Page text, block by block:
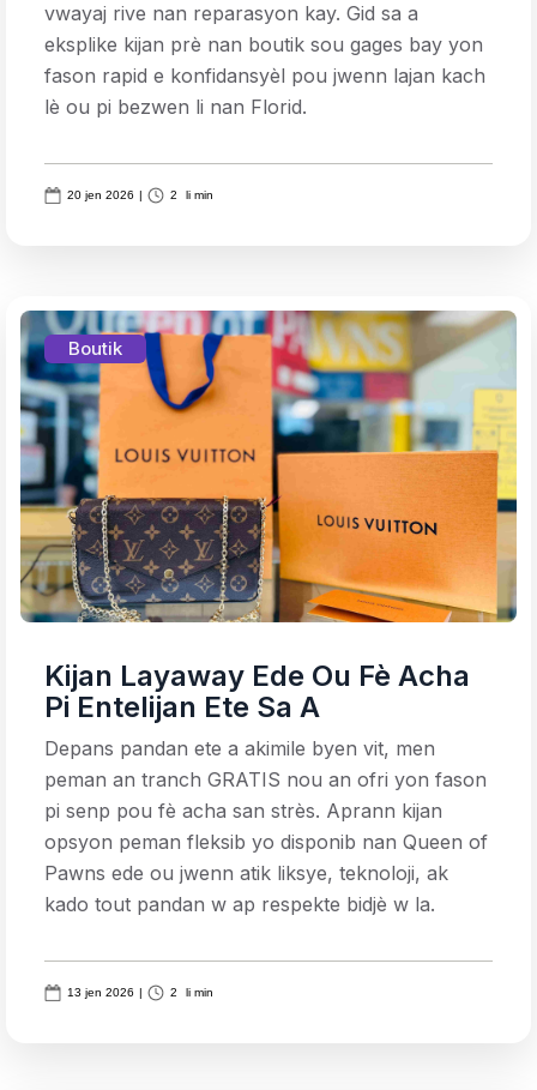
vwayaj rive nan reparasyon kay. Gid sa a
eksplike kijan prè nan boutik sou gages bay yon
fason rapid e konfidansyèl pou jwenn lajan kach
lè ou pi bezwen li nan Florid.
20 jen 2026 | 2 li min
Boutik
Kijan Layaway Ede Ou Fè Acha
Pi Entelijan Ete Sa A
Depans pandan ete a akimile byen vit, men
peman an tranch GRATIS nou an ofri yon fason
pi senp pou fè acha san strès. Aprann kijan
opsyon peman fleksib yo disponib nan Queen of
Pawns ede ou jwenn atik liksye, teknoloji, ak
kado tout pandan w ap respekte bidjè w la.
13 jen 2026 | 2 li min